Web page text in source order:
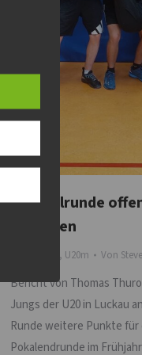
2.Pokalrunde
Reserven
, U20m Von
Bericht von Thomas
Jungs der U20 in Luckau
Runde weitere Punkte
Pokalendrunde im